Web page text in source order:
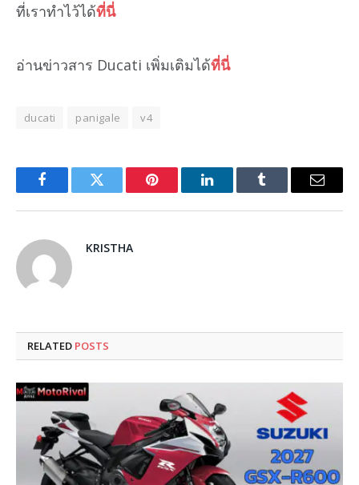
ที่เราทำไว้ได้ที่นี่
อ่านข่าวสาร Ducati เพิ่มเติมได้ที่นี่
ducati panigale v4
FacebookTwitter Pinterest LinkedInTumblr Email
KRISTHA
RELATED POSTS